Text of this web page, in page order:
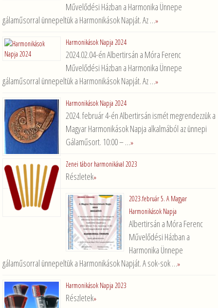
Művelődési Házban a Harmonika Ünnepe
gálaműsorral ünnepeltük a Harmonikások Napját. Az …»
Harmonikások Napja 2024
2024.02.04-én Albertirsán a Móra Ferenc
Művelődési Házban a Harmonika Ünnepe
gálaműsorral ünnepeltük a Harmonikások Napját. Az …»
Harmonikások Napja 2024
2024. február 4-én Albertirsán ismét megrendezzük a
Magyar Harmonikások Napja alkalmából az ünnepi
Gálaműsort. 10:00 – …»
Zenei tábor harmonikával 2023
Részletek»
2023.február 5. A Magyar
Harmonikások Napja
Albertirsán a Móra Ferenc
Művelődési Házban a
Harmonika Ünnepe
gálaműsorral ünnepeltük a Harmonikások Napját. A sok-sok …»
Harmonikások Napja 2023
Részletek»